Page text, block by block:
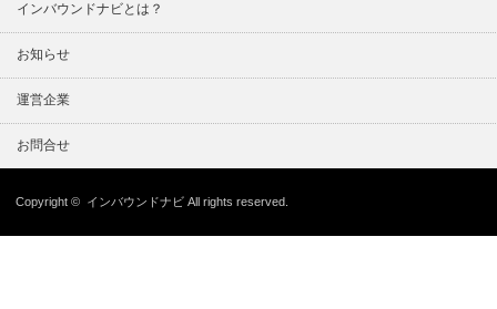
インバウンドナビとは？
お知らせ
運営企業
お問合せ
Copyright © インバウンドナビ All rights reserved.